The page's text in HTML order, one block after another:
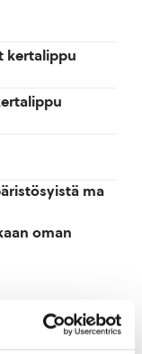
kertalippu
ma
oman